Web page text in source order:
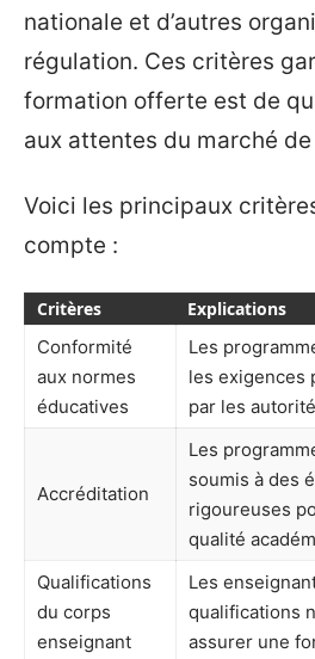
nationale et d’autres
régulation. Ces critères
formation offerte est de
aux attentes du marché de
Voici les principaux
compte :
Critères
Explications
Conformité
aux normes
éducatives
Les
les exigences
par les
Accréditation
Les
soumis à des
rigoureuses
qualité
Qualifications
du corps
enseignant
Les
qualifications
assurer une